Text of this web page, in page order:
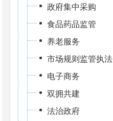
政府集中采购
食品药品监管
养老服务
市场规则监管执法
电子商务
双拥共建
法治政府